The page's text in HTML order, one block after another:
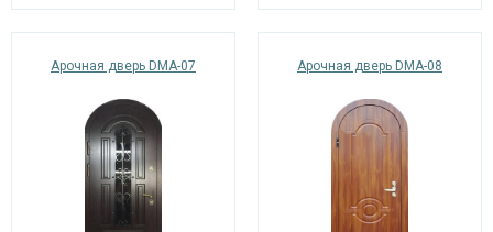
Арочная дверь DMA-07 Арочная дверь DMA-08